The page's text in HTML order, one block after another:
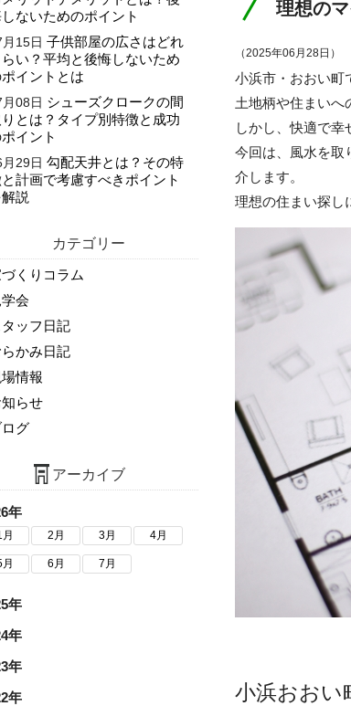
理想の
（2025年06月28日）
小浜市・おおい町
土地柄や住まいへ
しかし、快適で幸
今回は、風水を取
介します。
理想の住まい探し
小浜おおい
ないためのポイント
15日 子供部屋の広さはどれ
らい？平均と後悔しないため
イントとは
08日 シューズクロークの間
とは？タイプ別特徴と成功
イント
29日 勾配天井とは？その特
計画で考慮すべきポイント
説
カテゴリー
くりコラム
学会
タッフ日記
かみ日記
情報
らせ
グ
アーカイブ
年
月 2月 3月 4月
6月 7月
年
年
年
年